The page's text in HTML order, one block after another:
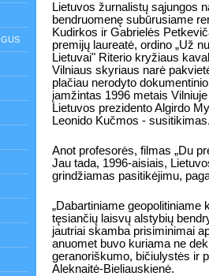
Lietuvos žurnalistų sąjungos
bendruomenę subūrusiame
Kudirkos ir Gabrielės
premijų laureatė, ordino „Už
Lietuvai" Riterio kryžiaus
Vilniaus skyriaus narė
plačiau nerodyto
įamžintas 1996 metais
Lietuvos prezidento Algirdo
Leonido Kučmos -
Anot profesorės, filmas „Du
Jau tada, 1996-aisiais,
grindžiamas pasitikėjimu,
„Dabartiniame
tęsiančių laisvų alstybių
jautriai skamba prisiminimai
anuomet buvo kuriama ne
geranoriškumo, bičiulystės ir
Aleknaitė-Bieliauskienė.